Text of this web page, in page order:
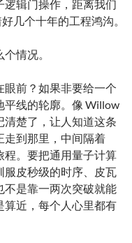
辑门操作，距离我们
几个十年的工程鸿沟。
情况。
前？如果非要给一个
平线的轮廓。像 Willow
楚了，让人知道这条
走到那里，中间隔着
程。要把通用量子计算
服皮秒级的时序、皮瓦
不是靠一两次突破就能
算近，每个人心里都有